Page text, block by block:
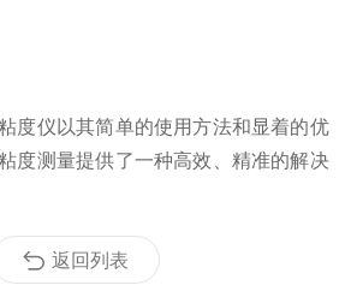
仪以其简单的使用方法和显着的优
度测量提供了一种高效、精准的解决
返回列表